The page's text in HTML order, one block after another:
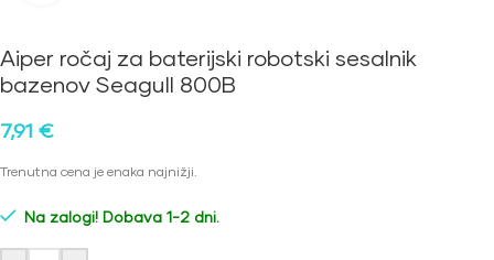
Aiper ročaj za baterijski robotski sesalnik
bazenov Seagull 800B
7,91 €
Trenutna cena je enaka najnižji.
Na zalogi! Dobava 1-2 dni.